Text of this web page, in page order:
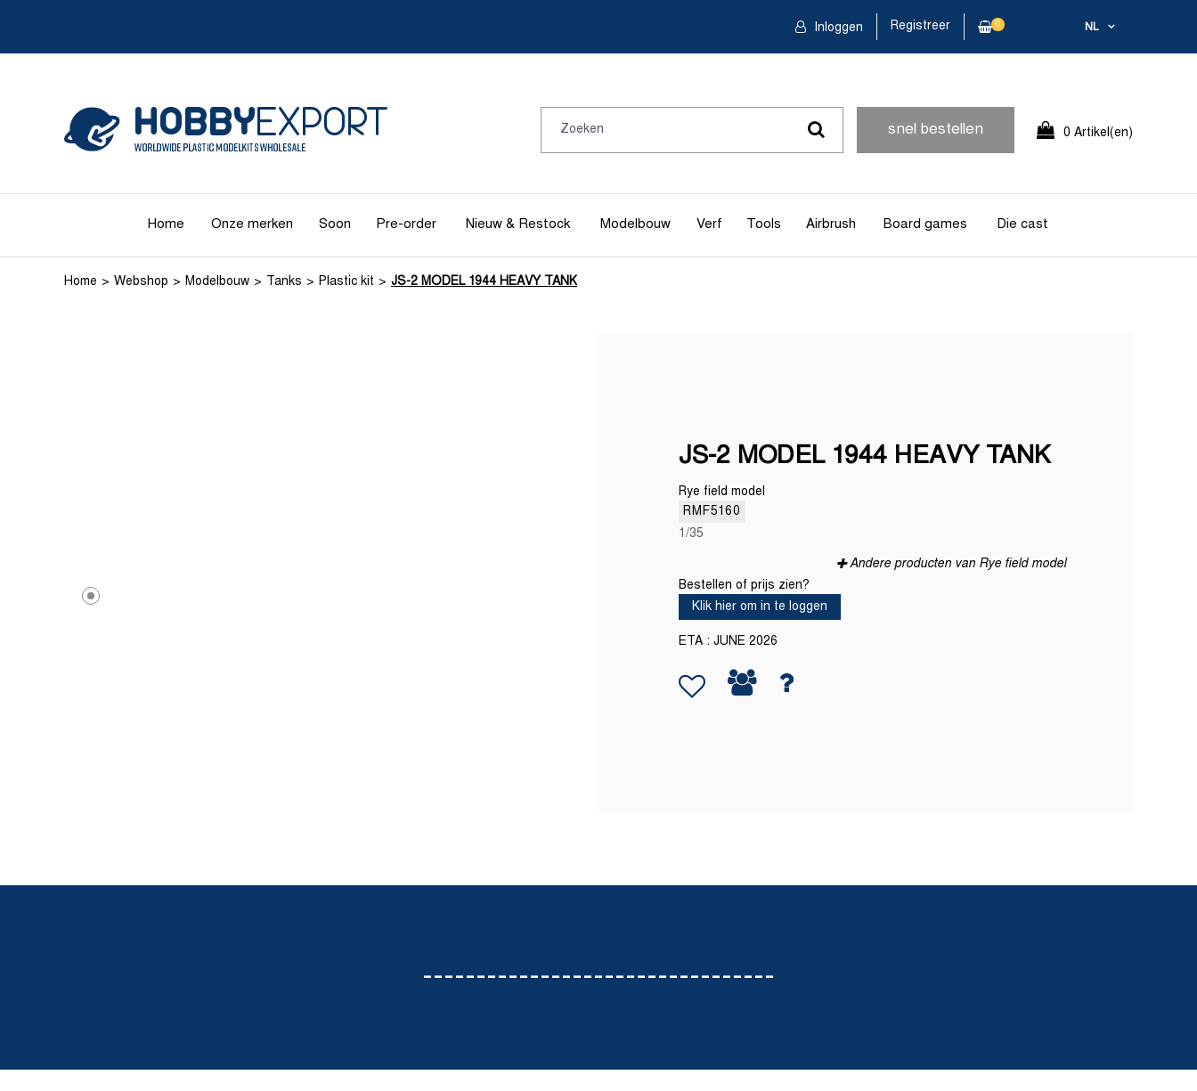
NL
Inloggen Registreer 0
snel bestellen 0 Artikel(en)
Home Onze merken Soon Pre-order Nieuw & Restock Modelbouw Verf Tools Airbrush Board games Die cast
Home Webshop Modelbouw Tanks Plastic kit JS-2 MODEL 1944 HEAVY TANK
JS-2 MODEL 1944 HEAVY TANK
Rye field model
RMF5160
1/35
Andere producten van Rye field model
Bestellen of prijs zien?
Klik hier om in te loggen
ETA : JUNE 2026
---------------------------------